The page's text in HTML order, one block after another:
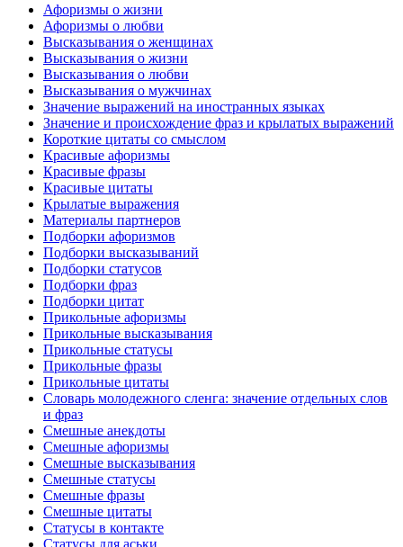
Афоризмы о жизни
Афоризмы о любви
Высказывания о женщинах
Высказывания о жизни
Высказывания о любви
Высказывания о мужчинах
Значение выражений на иностранных языках
Значение и происхождение фраз и крылатых выражений
Короткие цитаты со смыслом
Красивые афоризмы
Красивые фразы
Красивые цитаты
Крылатые выражения
Материалы партнеров
Подборки афоризмов
Подборки высказываний
Подборки статусов
Подборки фраз
Подборки цитат
Прикольные афоризмы
Прикольные высказывания
Прикольные статусы
Прикольные фразы
Прикольные цитаты
Словарь молодежного сленга: значение отдельных слов
и фраз
Смешные анекдоты
Смешные афоризмы
Смешные высказывания
Смешные статусы
Смешные фразы
Смешные цитаты
Статусы в контакте
Статусы для аськи